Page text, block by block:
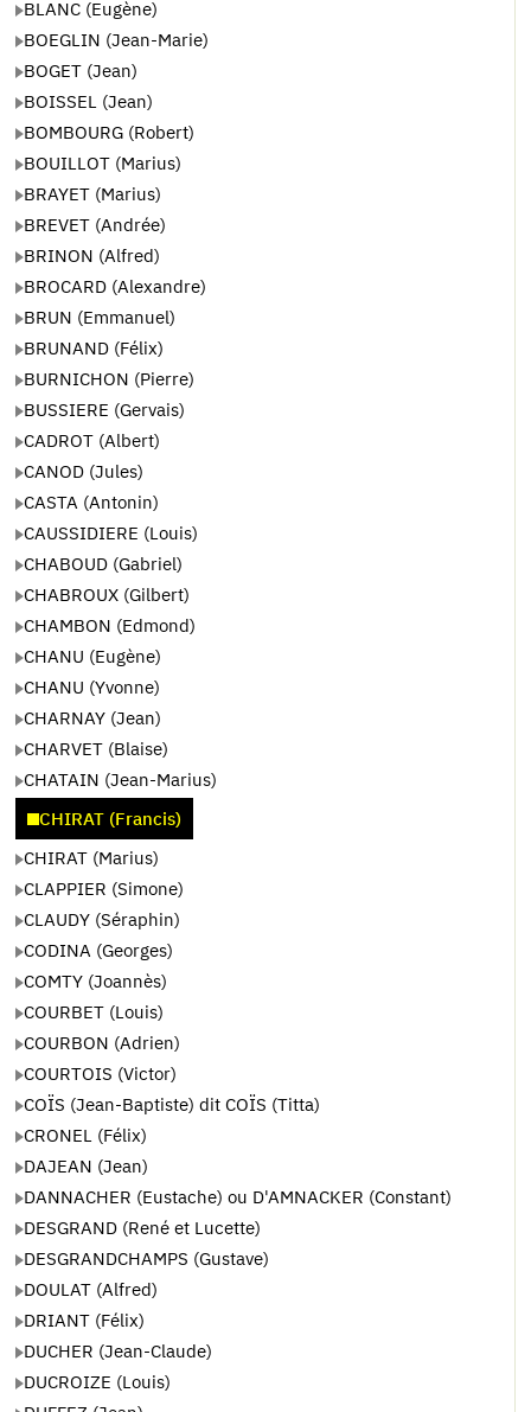
BLANC (Eugène)
BOEGLIN (Jean-Marie)
BOGET (Jean)
BOISSEL (Jean)
BOMBOURG (Robert)
BOUILLOT (Marius)
BRAYET (Marius)
BREVET (Andrée)
BRINON (Alfred)
BROCARD (Alexandre)
BRUN (Emmanuel)
BRUNAND (Félix)
BURNICHON (Pierre)
BUSSIERE (Gervais)
CADROT (Albert)
CANOD (Jules)
CASTA (Antonin)
CAUSSIDIERE (Louis)
CHABOUD (Gabriel)
CHABROUX (Gilbert)
CHAMBON (Edmond)
CHANU (Eugène)
CHANU (Yvonne)
CHARNAY (Jean)
CHARVET (Blaise)
CHATAIN (Jean-Marius)
CHIRAT (Francis)
CHIRAT (Marius)
CLAPPIER (Simone)
CLAUDY (Séraphin)
CODINA (Georges)
COMTY (Joannès)
COURBET (Louis)
COURBON (Adrien)
COURTOIS (Victor)
COÏS (Jean-Baptiste) dit COÏS (Titta)
CRONEL (Félix)
DAJEAN (Jean)
DANNACHER (Eustache) ou D'AMNACKER (Constant)
DESGRAND (René et Lucette)
DESGRANDCHAMPS (Gustave)
DOULAT (Alfred)
DRIANT (Félix)
DUCHER (Jean-Claude)
DUCROIZE (Louis)